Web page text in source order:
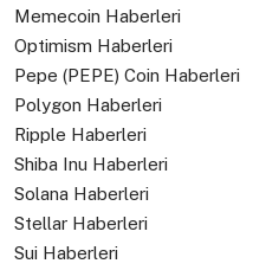
Memecoin Haberleri
Optimism Haberleri
Pepe (PEPE) Coin Haberleri
Polygon Haberleri
Ripple Haberleri
Shiba Inu Haberleri
Solana Haberleri
Stellar Haberleri
Sui Haberleri